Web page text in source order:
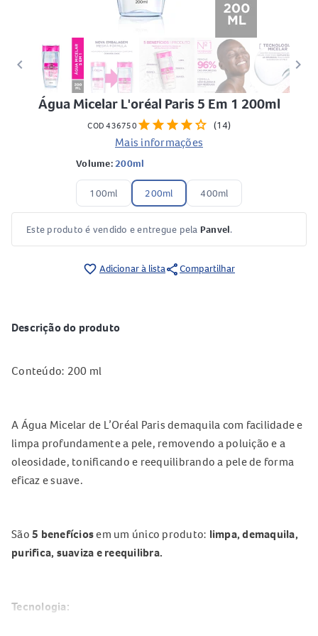
keyboard_arrow_left keyboard_arrow_right
Água Micelar L'oréal Paris 5 Em 1 200ml
COD 436750 starstarstarstarstar (14)
Mais informações
Volume:200ml
100ml 200ml 400ml
Este produto é vendido e entregue pela Panvel.
favorite_border Adicionar à listashareCompartilhar
Descrição do produto
Conteúdo: 200 ml
A Água Micelar de L’Oréal Paris demaquila com facilidade e
limpa profundamente a pele, removendo a poluição e a
oleosidade, tonificando e reequilibrando a pele de forma
eficaz e suave.
São 5 benefíciosem um único produto: limpa, demaquila,
purifica, suaviza e reequilibra.
Tecnologia:
A Água Micelar Solução de Limpeza Facial 5 em 1 L'Oréal